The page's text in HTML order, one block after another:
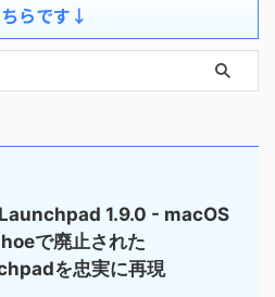
らです↓
1.9.0 - macOS
で廃止された
を忠実に再現